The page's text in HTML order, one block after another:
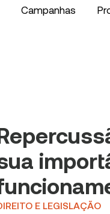
Campanhas
E LEGISLAÇÃO